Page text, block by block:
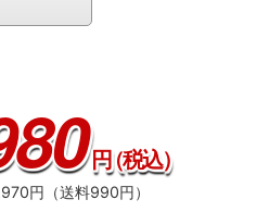
円（税込）
円（送料990円）